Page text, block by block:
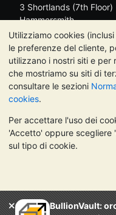
Utilizziamo cookies
le preferenze del cliente,
utilizzano i nostri siti e
che mostriamo su siti di
consultare le sezioni
cookies.
Per accettare l'uso dei
'Accetto' oppure scegliere
sul tipo di cookie.
BullionVault:
3 Shortlands (7th Floor)
Hammersmith
Londra
W6 8DA
Regno Unito
TrustScore 4.7 | 488
NOTA BENE: Il valore dei
aumentare, e i trend
futuro. Nulla di quanto
nelle sue comunicazioni
investimenti. Si consiglia
stabilire se l'investimento
esigenze.